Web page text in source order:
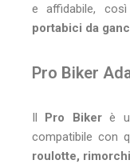
e affidabile,
portabici da
Pro Biker
Il Pro Bikerè
compatibile con
roulotte,